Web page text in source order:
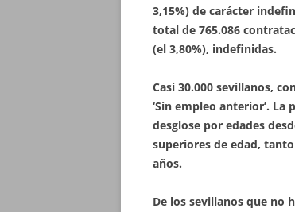
3,15%) de carácter
total de 765.086
(el 3,80%), indefinidas.
Casi 30.000 sevillanos,
‘Sin empleo anterior’.
desglose por edades
superiores de edad,
años.
De los sevillanos que no